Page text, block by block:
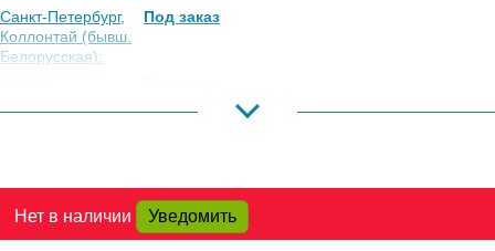
Санкт-Петербург,
Коллонтай (бывш.
Белорусская):
Под заказ
Краснодар:
Под заказ
Нет в наличии Уведомить